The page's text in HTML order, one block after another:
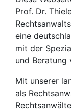
Prof. Dr.
eine
mit der
und Beratung
Mit unserer
als